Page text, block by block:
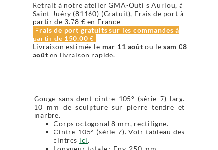
Retrait à notre atelier GMA-Outils Auriou, à
Saint-Juéry (81160) (Gratuit), Frais de port à
partir de 3.78 € en France
Frais de port gratuits sur les commandes à
partir de 150.00 €
Livraison estimée le mar 11 août ou le sam 08
août en livraison rapide.
Gouge sans dent cintre 105° (série 7) larg.
10 mm de sculpture sur pierre tendre et
marbre.
Corps octogonal 8 mm, rectiligne.
Cintre 105° (série 7). Voir tableau des
cintres ici.
Longueur totale : Env. 250 mm